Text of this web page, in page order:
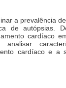
a prevalência
de autópsias.
cardíaco
cardíaco e a